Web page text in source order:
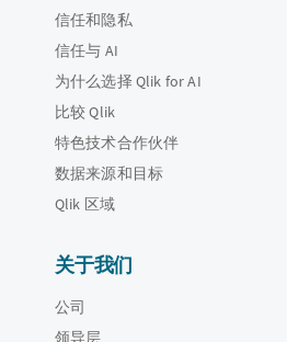
信任和隐私
信任与 AI
为什么选择 Qlik for AI
比较 Qlik
特色技术合作伙伴
数据来源和目标
Qlik 区域
关于我们
公司
领导层